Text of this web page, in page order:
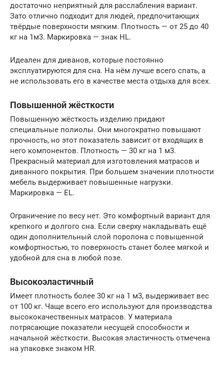
достаточно неприятный для расслабления вариант.
Зато отлично подходит для людей, предпочитающих
твёрдые поверхности мягким. Плотность — от 25 до 40
кг на 1м3. Маркировка — знак HL.
Идеален для диванов, которые постоянно
эксплуатируются для сна. На нём лучше всего спать, а
не использовать его в качестве места отдыха для всех.
Повышенной жёсткости
Повышенную жёсткость изделию придают
специальные полиолы. Они многократно повышают
прочность, но этот показатель зависит от входящих в
него компонентов. Плотность — 30 кг на 1 м3.
Прекрасный материал для изготовления матрасов и
диванного покрытия. При большем значении плотности
мебель выдерживает повышенные нагрузки.
Маркировка — EL.
Ограничение по весу нет. Это комфортный вариант для
крепкого и долгого сна. Если сверху накладывать ещё
один дополнительный слой поролона с повышенной
комфортностью, то поверхность станет более мягкой и
удобной для сна в любой позе.
Высокоэластичный
Имеет плотность более 30 кг на 1 м3, выдерживает вес
от 100 кг. Чаще всего его используют для производства
высококачественных матрасов. У материала
потрясающие показатели несущей способности и
начальной жёсткости. Высокая эластичность отмечена
на упаковке знаком HR.